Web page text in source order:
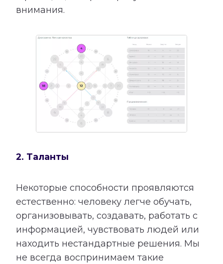
внимания.
2. Таланты
Некоторые способности проявляются
естественно: человеку легче обучать,
организовывать, создавать, работать с
информацией, чувствовать людей или
находить нестандартные решения. Мы
не всегда воспринимаем такие